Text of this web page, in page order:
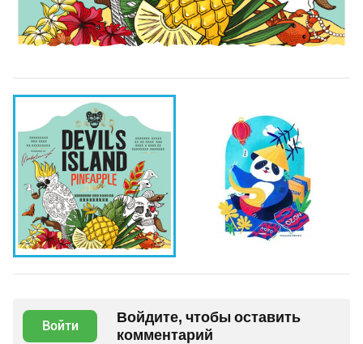
Войти
Войдите, чтобы оставить
комментарий